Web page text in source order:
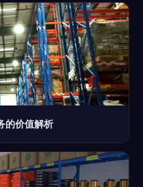
的价值解析